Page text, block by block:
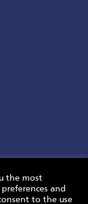
the most
and
to the use